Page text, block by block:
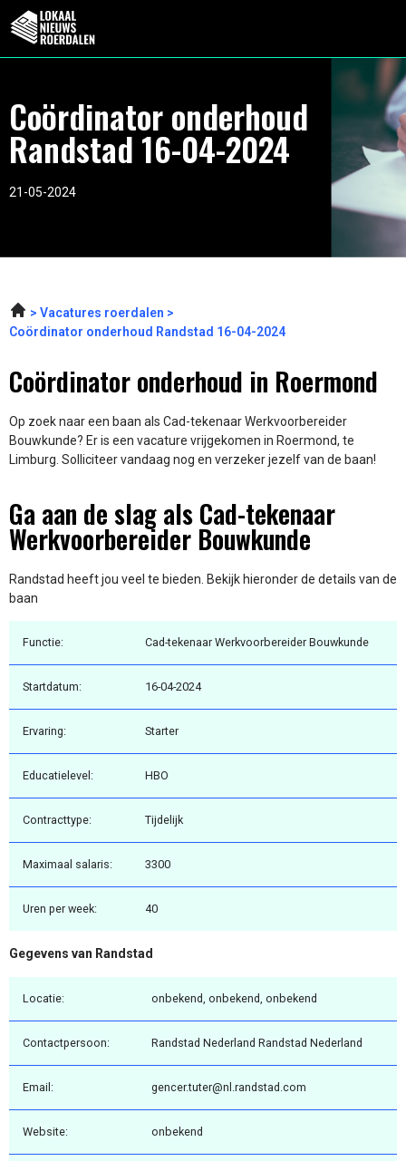
Coördinator onderhoud
Randstad 16-04-2024
21-05-2024
Vacatures roerdalen
Coördinator onderhoud Randstad 16-04-2024
Coördinator onderhoud in Roermond
Op zoek naar een baan als Cad-tekenaar Werkvoorbereider
Bouwkunde? Er is een vacature vrijgekomen in Roermond, te
Limburg. Solliciteer vandaag nog en verzeker jezelf van de baan!
Ga aan de slag als Cad-tekenaar
Werkvoorbereider Bouwkunde
Randstad heeft jou veel te bieden. Bekijk hieronder de details van de
baan
Functie: Cad-tekenaar Werkvoorbereider Bouwkunde
Startdatum: 16-04-2024
Ervaring: Starter
Educatielevel: HBO
Contracttype: Tijdelijk
Maximaal salaris: 3300
Uren per week: 40
Gegevens van Randstad
Locatie: onbekend, onbekend, onbekend
Contactpersoon: Randstad Nederland Randstad Nederland
Email: gencer.tuter@nl.randstad.com
Website: onbekend